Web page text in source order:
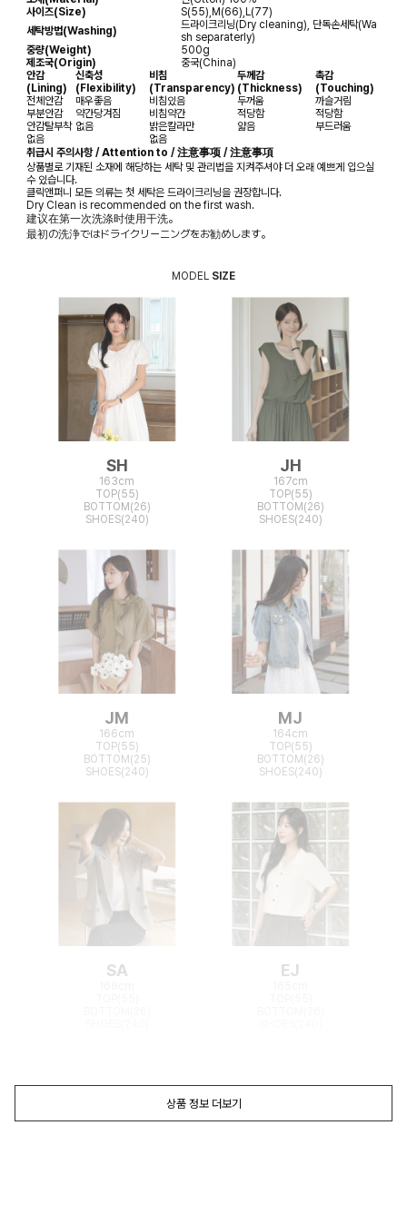
사이즈(Size)
S(55),M(66),L(77)
세탁방법(Washing)
드라이크리닝(Dry cleaning), 단독손세탁(Wa
sh separaterly)
중량(Weight)
500g
제조국(Origin)
중국(China)
안감
(Lining)
신축성
(Flexibility)
비침
(Transparency)
두께감
(Thickness)
촉감
(Touching)
전체안감
매우좋음 비침있음 두꺼움
까슬거림
부분안감
약간당겨짐 비침약간 적당함
적당함
안감탈부착 없음 밝은칼라만 얇음
부드러움
없음
없음
취급시 주의사항 / Attention to / 注意事项 / 注意事項
상품별로 기재된 소재에 해당하는 세탁 및 관리법을 지켜주셔야 더 오래 예쁘게 입으실
수 있습니다.
클릭앤퍼니 모든 의류는 첫 세탁은 드라이크리닝을 권장합니다.
Dry Clean is recommended on the first wash.
建议在第一次洗涤时使用干洗。
最初の洗浄ではドライクリーニングをお勧めします。
MODEL SIZE
SH
163cm
TOP(55)
BOTTOM(26)
SHOES(240)
JH
167cm
TOP(55)
BOTTOM(26)
SHOES(240)
JM
166cm
TOP(55)
BOTTOM(25)
SHOES(240)
MJ
164cm
TOP(55)
BOTTOM(26)
SHOES(240)
SA EJ
상품 정보 더보기